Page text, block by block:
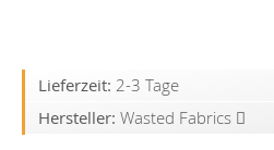
Lieferzeit: 2-3 Tage
Hersteller: Wasted Fabrics